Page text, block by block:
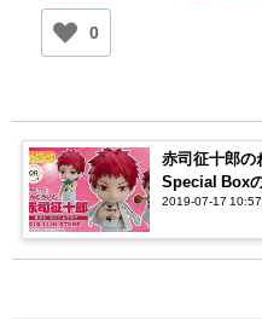
0
赤司征十郎の
Special Box
2019-07-17